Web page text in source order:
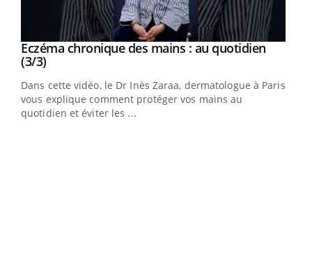
Youtube
Youtube
Eczéma chronique des mains : au quotidien
(3/3)Youtube
Dans cette vidéo, le Dr Inès Zaraa, dermatologue à Paris,
vous explique comment protéger vos mains au
quotidien et éviter les ...